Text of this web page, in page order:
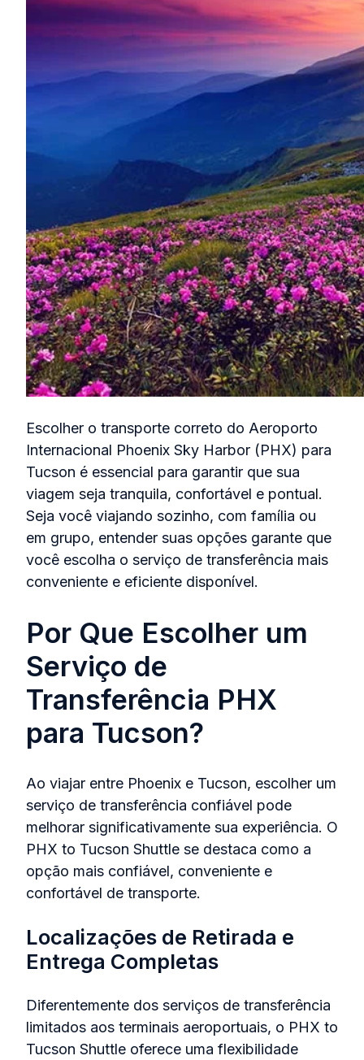
Escolher o transporte correto do Aeroporto
Internacional Phoenix Sky Harbor (PHX) para
Tucson é essencial para garantir que sua
viagem seja tranquila, confortável e pontual.
Seja você viajando sozinho, com família ou
em grupo, entender suas opções garante que
você escolha o serviço de transferência mais
conveniente e eficiente disponível.
Por Que Escolher um
Serviço de
Transferência PHX
para Tucson?
Ao viajar entre Phoenix e Tucson, escolher um
serviço de transferência confiável pode
melhorar significativamente sua experiência. O
PHX to Tucson Shuttle se destaca como a
opção mais confiável, conveniente e
confortável de transporte.
Localizações de Retirada e
Entrega Completas
Diferentemente dos serviços de transferência
limitados aos terminais aeroportuais, o PHX to
Tucson Shuttle oferece uma flexibilidade